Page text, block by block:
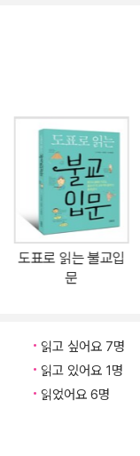
도표로 읽는 불교입
문
읽고 싶어요 7명
읽고 있어요 1명
읽었어요 6명